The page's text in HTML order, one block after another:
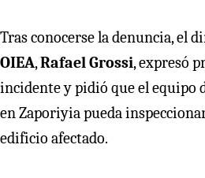
Tras conocerse la denuncia, el
OIEA,Rafael Grossi, expresó
incidente y pidió que el equipo
en Zaporiyia pueda
edificio afectado.